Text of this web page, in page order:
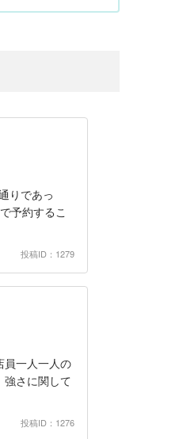
りであっ
予約するこ
投稿ID：1279
員一人一人の
強さに関して
投稿ID：1276